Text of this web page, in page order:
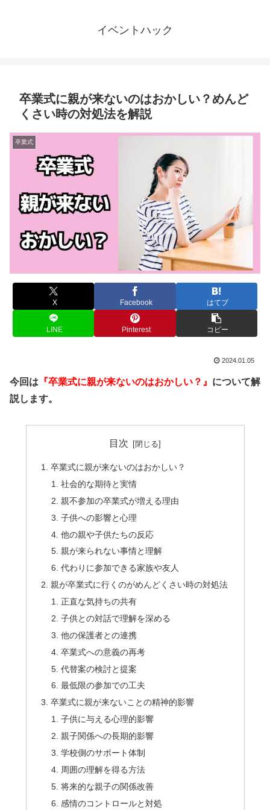
イベントハック
卒業式に親が来ないのはおかしい？めんど
くさい時の対処法を解説
卒業式
X Facebook はてブ
LINE Pinterest コピー
2024.01.05
今回は 『卒業式に親が来ないのはおかしい？』 について解
説します。
目次
卒業式に親が来ないのはおかしい？
社会的な期待と実情
親不参加の卒業式が増える理由
子供への影響と心理
他の親や子供たちの反応
親が来られない事情と理解
代わりに参加できる家族や友人
親が卒業式に行くのがめんどくさい時の対処法
正直な気持ちの共有
子供との対話で理解を深める
他の保護者との連携
卒業式への意義の再考
代替案の検討と提案
最低限の参加での工夫
卒業式に親が来ないことの精神的影響
子供に与える心理的影響
親子関係への長期的影響
学校側のサポート体制
周囲の理解を得る方法
将来的な親子の関係改善
感情のコントロールと対処